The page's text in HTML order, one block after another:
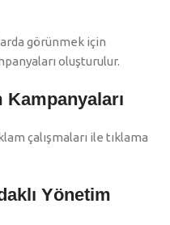
görünmek için
oluşturulur.
çalışmaları ile tıklama
Yönetim